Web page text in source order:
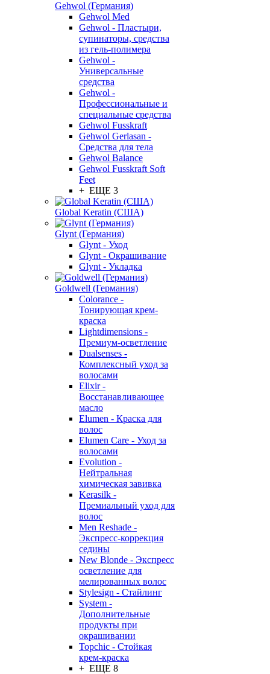
Gehwol (Германия)
Gehwol Med
Gehwol - Пластыри,
супинаторы, средства
из гель-полимера
Gehwol -
Универсальные
средства
Gehwol -
Профессиональные и
специальные средства
Gehwol Fusskraft
Gehwol Gerlasan -
Средства для тела
Gehwol Balance
Gehwol Fusskraft Soft
Feet
+ ЕЩЕ 3
Global Keratin (США)
Glynt (Германия)
Glynt - Уход
Glynt - Окрашивание
Glynt - Укладка
Goldwell (Германия)
Colorance -
Тонирующая крем-
краска
Lightdimensions -
Премиум-осветление
Dualsenses -
Комплексный уход за
волосами
Elixir -
Восстанавливающее
масло
Elumen - Краска для
волос
Elumen Care - Уход за
волосами
Evolution -
Нейтральная
химическая завивка
Kerasilk -
Премиальный уход для
волос
Men Reshade -
Экспресс-коррекция
седины
New Blonde - Экспресс
осветление для
мелированных волос
Stylesign - Стайлинг
System -
Дополнительные
продукты при
окрашивании
Topchic - Стойкая
крем-краска
+ ЕЩЕ 8